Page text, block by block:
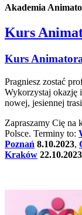
Akademia
Kurs
Kurs
Pragniesz zostać
Wykorzystaj okazję
nowej, jesiennej
Zapraszamy Cię na
Polsce. Terminy to:
Poznań 8.10.2023,
Kraków 22.10.2023